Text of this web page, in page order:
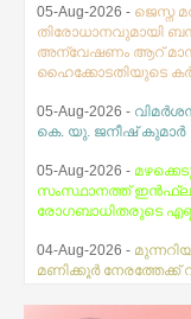
05-Aug-2026 -
കെ. യു. ജനീഷ് കുമാർ
സംസ്ഥാനത്ത്
രോഗബാധിതരുടെ
04-Aug-2026 -
മണിക്കൂർ നേരത്തേക്ക്
സര്‍വകലാശാല
എന്ന് മുഖ്യമന്ത്രി